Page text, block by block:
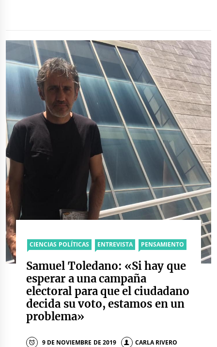
CIENCIAS POLÍTICAS ENTREVISTA PENSAMIENTO
Samuel Toledano: «Si hay que
esperar a una campaña
electoral para que el ciudadano
decida su voto, estamos en un
problema»
9 DE NOVIEMBRE DE 2019
CARLA RIVERO